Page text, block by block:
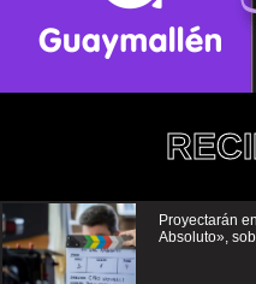
Proyectarán
Absoluto»,